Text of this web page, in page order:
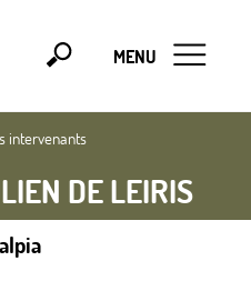
MENU
intervenants
DE LEIRIS